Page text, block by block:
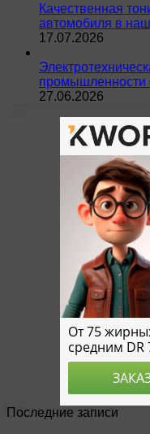
Качественная
автомобиля в
17.07.2026
промышленности
27.06.2026
Последние записи